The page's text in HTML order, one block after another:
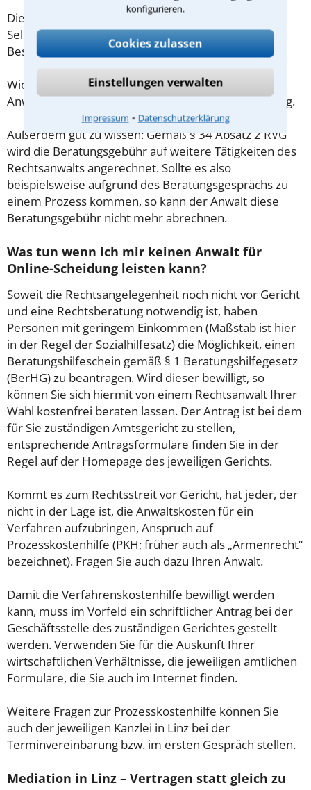
konfigurieren.
Cookies zulassen
Einstellungen verwalten
Impressum ⁃ Datenschutzerklärung
Diese Regelung gilt jedoch nur für Verbraucher. Für
Selbstständige oder Freiberufler gilt diese
Beschränkung nicht.
Wichtig daher: Klären Sie die Kostenfrage mit Ihrem
Anwalt aus Linz schon zu Beginn der ersten Beratung.
Außerdem gut zu wissen: Gemäß § 34 Absatz 2 RVG
wird die Beratungsgebühr auf weitere Tätigkeiten des
Rechtsanwalts angerechnet. Sollte es also
beispielsweise aufgrund des Beratungsgesprächs zu
einem Prozess kommen, so kann der Anwalt diese
Beratungsgebühr nicht mehr abrechnen.
Was tun wenn ich mir keinen Anwalt für
Online-Scheidung leisten kann?
Soweit die Rechtsangelegenheit noch nicht vor Gericht
und eine Rechtsberatung notwendig ist, haben
Personen mit geringem Einkommen (Maßstab ist hier
in der Regel der Sozialhilfesatz) die Möglichkeit, einen
Beratungshilfeschein gemäß § 1 Beratungshilfegesetz
(BerHG) zu beantragen. Wird dieser bewilligt, so
können Sie sich hiermit von einem Rechtsanwalt Ihrer
Wahl kostenfrei beraten lassen. Der Antrag ist bei dem
für Sie zuständigen Amtsgericht zu stellen,
entsprechende Antragsformulare finden Sie in der
Regel auf der Homepage des jeweiligen Gerichts.
Kommt es zum Rechtsstreit vor Gericht, hat jeder, der
nicht in der Lage ist, die Anwaltskosten für ein
Verfahren aufzubringen, Anspruch auf
Prozesskostenhilfe (PKH; früher auch als „Armenrecht“
bezeichnet). Fragen Sie auch dazu Ihren Anwalt.
Damit die Verfahrenskostenhilfe bewilligt werden
kann, muss im Vorfeld ein schriftlicher Antrag bei der
Geschäftsstelle des zuständigen Gerichtes gestellt
werden. Verwenden Sie für die Auskunft Ihrer
wirtschaftlichen Verhältnisse, die jeweiligen amtlichen
Formulare, die Sie auch im Internet finden.
Weitere Fragen zur Prozesskostenhilfe können Sie
auch der jeweiligen Kanzlei in Linz bei der
Terminvereinbarung bzw. im ersten Gespräch stellen.
Mediation in Linz – Vertragen statt gleich zu